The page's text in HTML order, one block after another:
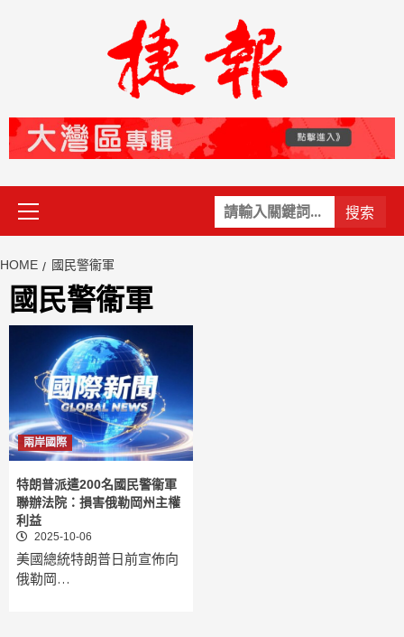
關
鍵
Primary
Menu
HOME 國民警衞軍
國民警衞軍
兩岸國際
特朗普派遣200名國民警衞軍
聯辦法院：損害俄勒岡州主權
利益
2025-10-06
美國總統特朗普日前宣佈向
俄勒岡…